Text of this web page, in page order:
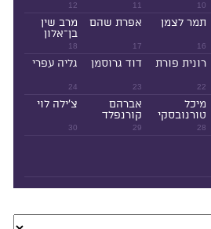
10
11
12
16
תמר לצמן
17
אפרת שהם
18
מרב שין
בן־אלון
22
רונית פורת
23
דוד גרוסמן
24
גליה עפרי
28
מיכל
טורנובסקי
29
אברהם
קורנפלד
30
צ'ילה לוי